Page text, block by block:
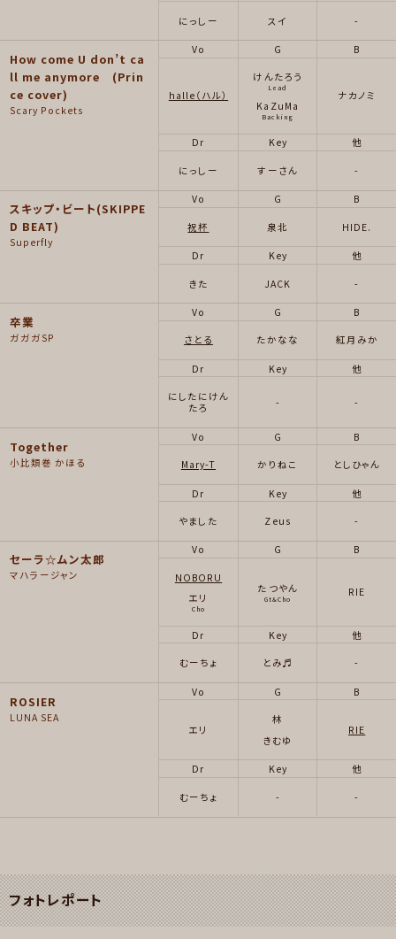
にっしー スイ -
How come U don’t ca
ll me anymore (Prin
ce cover)
Scary Pockets
Vo
halle（ハル）
G
けんたろう
Lead
KaZuMa
Backing
B
ナカノミ
Dr
にっしー
Key
すーさん
他
-
スキップ・ビート(SKIPPE
D BEAT)
Superfly
Vo
祝杯
G
泉北
B
HIDE.
Dr
きた
Key
JACK
他
-
卒業
ガガガSP
Vo
さとる
G
たかなな
B
紅月みか
Dr
にしたにけん
たろ
Key
-
他
-
Together
小比類巻 かほる
Vo
Mary-T
G
かりねこ
B
としひゃん
Dr
やました
Key
Zeus
他
-
セーラ☆ムン太郎
マハラージャン
Vo
NOBORU
エリ
Cho
G
たつやん
Gt&Cho
B
RIE
Dr
むーちょ
Key
とみ♬
他
-
ROSIER
LUNA SEA
Vo
エリ
G
林
きむゆ
B
RIE
Dr
むーちょ
Key
-
他
-
フォトレポート